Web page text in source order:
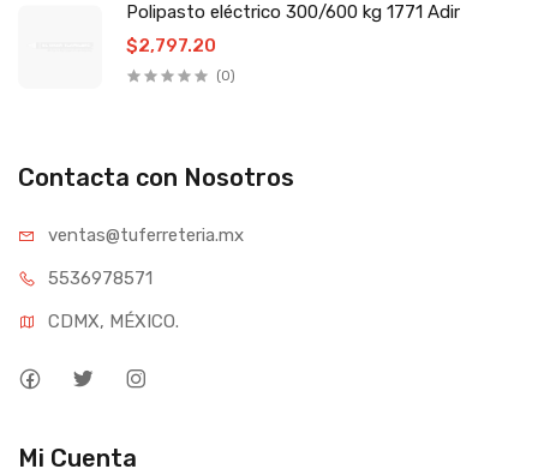
Polipasto eléctrico 300/600 kg 1771 Adir
$2,797.20
(0)
Contacta con Nosotros
ventas@tuferreteria.mx
5536978571
CDMX, MÉXICO.
Mi Cuenta